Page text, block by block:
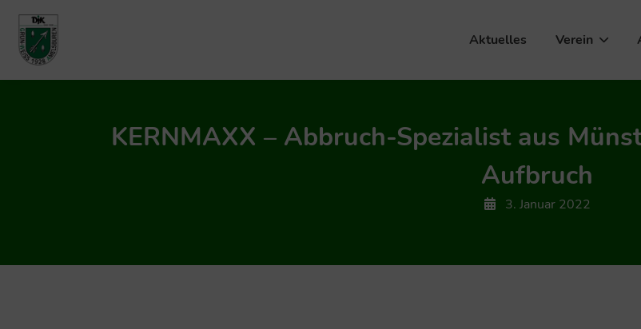
Aktuelles Verein
KERNMAXX – Abbruch-Spezialist aus
Aufbruch
3. Januar 2022